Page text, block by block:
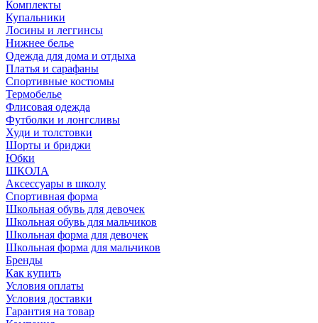
Комплекты
Купальники
Лосины и леггинсы
Нижнее белье
Одежда для дома и отдыха
Платья и сарафаны
Спортивные костюмы
Термобелье
Флисовая одежда
Футболки и лонгсливы
Худи и толстовки
Шорты и бриджи
Юбки
ШКОЛА
Аксессуары в школу
Спортивная форма
Школьная обувь для девочек
Школьная обувь для мальчиков
Школьная форма для девочек
Школьная форма для мальчиков
Бренды
Как купить
Условия оплаты
Условия доставки
Гарантия на товар